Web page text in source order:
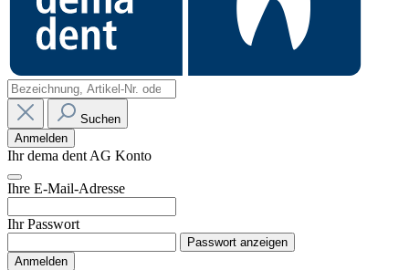
Suchen
Anmelden
Ihr dema dent AG Konto
Ihre E-Mail-Adresse
Ihr Passwort
Passwort anzeigen
Anmelden